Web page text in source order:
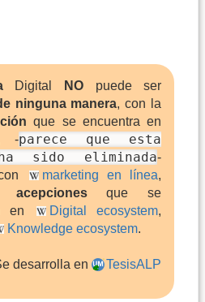
Digital NO puede ser
ninguna manera, con la
que se encuentra en
-parece que esta
sido eliminada-
marketing en línea,
acepcionesque se
en Digital ecosystem,
Knowledge ecosystem.
desarrolla en TesisALP